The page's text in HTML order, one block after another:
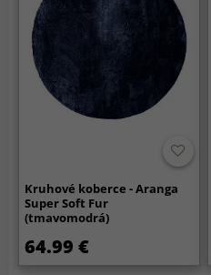
Kruhové koberce - Aranga
Super Soft Fur
(tmavomodrá)
64.99 €